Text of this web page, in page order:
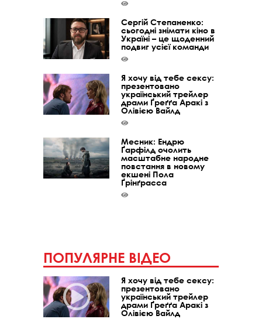
Сергій Степаненко:
сьогодні знімати кіно в
Україні – це щоденний
подвиг усієї команди
Я хочу від тебе сексу:
презентовано
український трейлер
драми Ґреґґа Аракі з
Олівією Вайлд
Месник: Ендрю
Ґарфілд очолить
масштабне народне
повстання в новому
екшені Пола
Ґрінґрасса
ПОПУЛЯРНЕ ВІДЕО
Я хочу від тебе сексу:
презентовано
український трейлер
драми Ґреґґа Аракі з
Олівією Вайлд